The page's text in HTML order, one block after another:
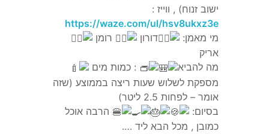
Desert Crossing 2022
ישוב זנוח) , ווייז :
https://waze.com/ul/hsv8ukxz3e
מי מאמן:
דורון
רומן
אריק
מה להביא
: כמות מים
מספקת לשלוש שעות ריצה בממוצע (שזה
אומר – לפחות 2.5 ליטר)
בסיום:
הרבה אוכל
כמובן , מכל הבא ליד ….